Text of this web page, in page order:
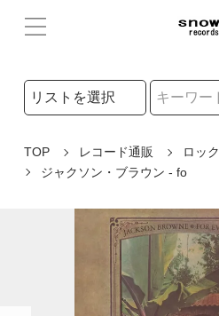
検索リストの選択
TOP レコード通販
ロック
ジャクソン・ブラウン - fo